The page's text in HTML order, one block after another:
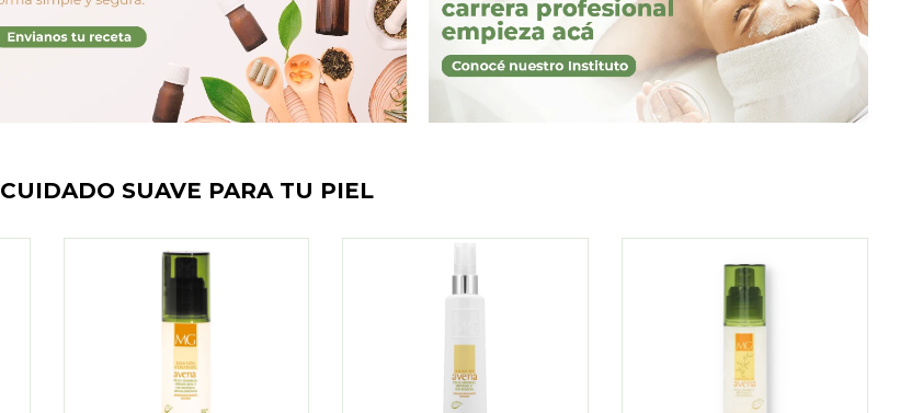
CUIDADO SUAVE PARA TU PIEL